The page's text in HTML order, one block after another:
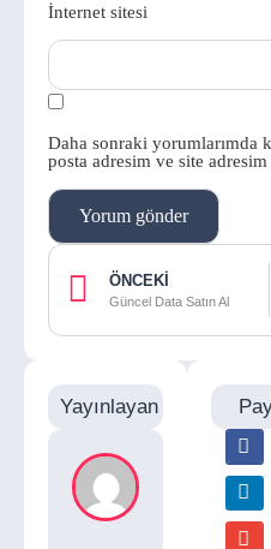
İnternet sitesi
Daha sonraki yorumlarımda
posta adresim ve site
ÖNCEKI
Güncel Data Satın Al
Yayınlayan